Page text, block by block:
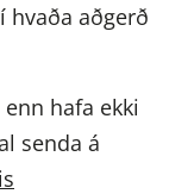
hvaða aðgerð
hafa ekki
senda á